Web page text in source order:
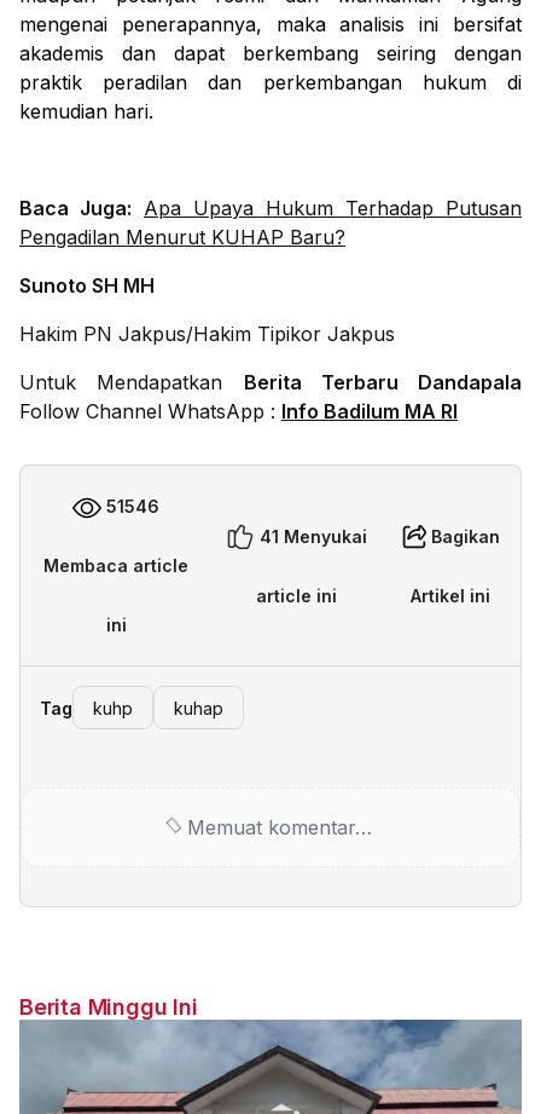
mengenai penerapannya, maka analisis ini bersifat
akademis dan dapat berkembang seiring dengan
praktik peradilan dan perkembangan hukum di
kemudian hari.
Baca Juga: Apa Upaya Hukum Terhadap Putusan
Pengadilan Menurut KUHAP Baru?
Sunoto SH MH
Hakim PN Jakpus/Hakim Tipikor Jakpus
Untuk Mendapatkan Berita Terbaru Dandapala
Follow Channel WhatsApp : Info Badilum MA RI
51546
Membaca article
ini
41 Menyukai
article ini
Bagikan
Artikel ini
Tag kuhp kuhap
Memuat komentar…
Berita Minggu Ini